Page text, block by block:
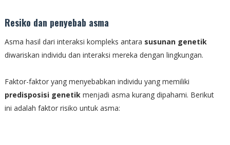
Resiko dan penyebab asma
Asma hasil dari interaksi kompleks antara susunan genetik
diwariskan individu dan interaksi mereka dengan lingkungan.
Faktor-faktor yang menyebabkan individu yang memiliki
predisposisi genetikmenjadi asma kurang dipahami. Berikut
ini adalah faktor risiko untuk asma: